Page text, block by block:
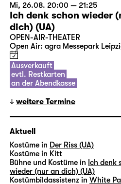
Mi, 26.08. 20:00 — 21:25
Ich denk schon wieder
dich) (UA)
OPEN-AIR-THEATER
Open Air: agra Messepark
Ausverkauft
evtl. Restkarten
an der Abendkasse
weitere Termine
Aktuell
Kostüme in Der Riss (UA)
Kostüme in Kitt
Bühne und Kostüme in Ich denk
wieder (nur an dich) (UA)
Kostümbildassistenz in White